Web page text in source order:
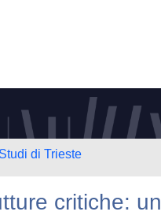
di Trieste
critiche: